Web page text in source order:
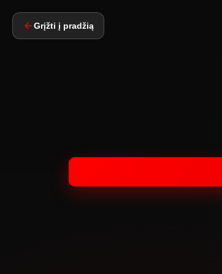
Grįžti į pradžią